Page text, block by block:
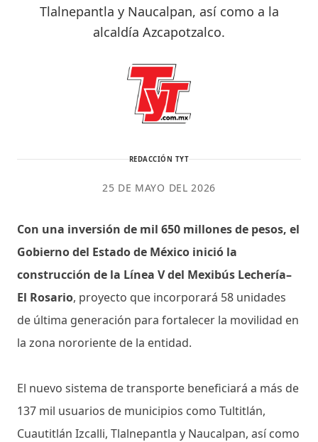
Tlalnepantla y Naucalpan, así como a la
alcaldía Azcapotzalco.
REDACCIÓN TYT
25 DE MAYO DEL 2026
Con una inversión de mil 650 millones de pesos, el
Gobierno del Estado de México inició la
construcción de la Línea V del Mexibús Lechería–
El Rosario, proyecto que incorporará 58 unidades
de última generación para fortalecer la movilidad en
la zona nororiente de la entidad.
El nuevo sistema de transporte beneficiará a más de
137 mil usuarios de municipios como Tultitlán,
Cuautitlán Izcalli, Tlalnepantla y Naucalpan, así como